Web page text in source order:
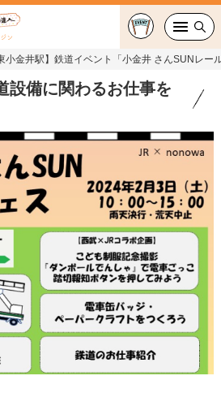
ン
小金井駅】鉄道イベント「小金井 さんSUNレー
設備に関わるお仕事を